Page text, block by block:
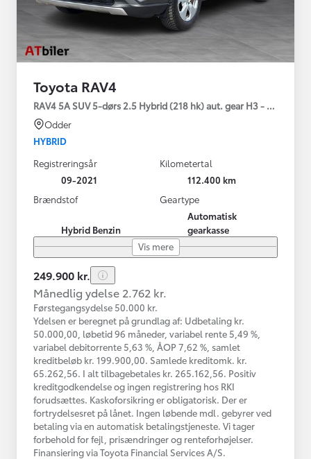
Toyota RAV4
RAV4 5A SUV 5-dørs 2.5 Hybrid (218 hk) aut. gear H3 - Comfort
Odder
HYBRID
Registreringsår
09-2021
Kilometertal
112.400 km
Brændstof
Hybrid Benzin
Geartype
Automatisk
gearkasse
Vis mere
249.900 kr.
Månedlig ydelse 2.762 kr.
Førstegangsydelse 50.000 kr.
Ydelsen er beregnet på grundlag af: Udbetaling kr.
50.000,00, løbetid 96 måneder, variabel rente 5,49 %,
variabel debitorrente 5,63 %, ÅOP 7,62 %, samlet
kreditbeløb kr. 199.900,00. Samlede kreditomk. kr.
65.262,56. I alt tilbagebetales kr. 265.162,56. Positiv
kreditgodkendelse og ingen registrering hos RKI
forudsættes. Kaskoforsikring er obligatorisk. Der er
fortrydelsesret på lånet. Ingen løbende mdl. gebyrer ved
betaling via en automatisk betalingstjeneste. Vi tager
forbehold for fejl, prisændringer og renteforhøjelser.
Finansiering via Toyota Financial Services A/S.